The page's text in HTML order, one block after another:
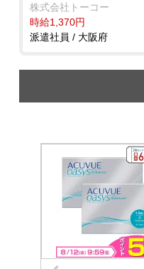
株式会社トーコー
時給1,370円
派遣社員 / 大阪府